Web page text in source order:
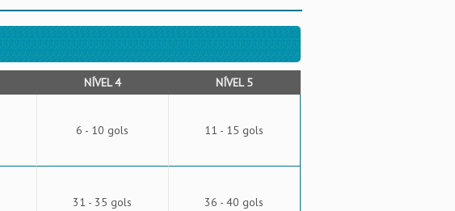
NÍVEL 4 NÍVEL 5
6 - 10 gols 11 - 15 gols
31 - 35 gols 36 - 40 gols